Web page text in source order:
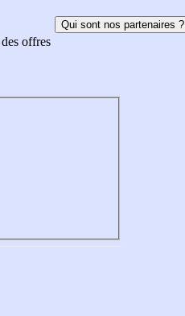
offres
Qui sont nos partenaires ?